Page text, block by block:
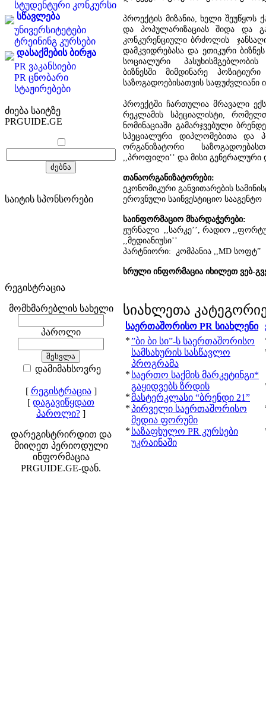
სტუდენტური კონკურსი
სწავლება
უნივერსიტეტები
ტრეინინგ კურსები
დასაქმების ბირჟა
PR ვაკანსიები
PR ცნობარი
სტაჟირებები
ძიება საიტზე
PRGUIDE.GE
საიტის სპონსორები
რეგისტრაცია
მომხმარებლის სახელი
პაროლი
დამიმახსოვრე
[ რეგისტრაცია]
[ დაგავიწყდათ
პაროლი? ]
დარეგისტრირდით და
მიიღეთ პერიოდული
ინფორმაცია
PRGUIDE.GE-დან.
პროექტის მიზანია, ხელი
და პოპულარიზაციას შიდა და
კონკურენციული ბრძოლის
დამკვიდრებასა და ეთიკური
სოციალური
ბიზნესში მიმდინარე
საზოგადოებისათვის საფუძვლიანი
პროექტში ჩართულია მრავალი
რეკლამის სპეციალისტი,
ნომინაციაში გამარჯვებული
სპეციალური დიპლომებითა და
ორგანიზატორი
,,პროფილი’’ და მისი გენერალური
თანაორგანიზატორები:
ეკონომიკური განვითარების
ეროვნული საინვესტიციო სააგენტო
საინფორმაციო მხარდაჭერები:
ჟურნალი ,,სარკე’’, რადიო
,,მედიანიუსი’’
პარტნიორი: კომპანია ,,MD სოფტ”
სრული ინფორმაცია იხილეთ ვებ-
სიახლეთა
საერთაშორისო PR სიახლენი
*”ბი ბი სი”-ს საერთაშორისო
სამსახურის სასწავლო
პროგრამა
* საერთო საქმის მარკეტინგი*
გაყიდვებს ზრდის
*მასტერკლასი “ბრენდი 21”
*პირველი საერთაშორისო
მედია ფორუმი
* საზაფხულო PR კურსები
უკრაინაში